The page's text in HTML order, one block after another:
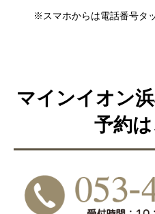
※スマホからは電話番号タ
マインイオン
予約